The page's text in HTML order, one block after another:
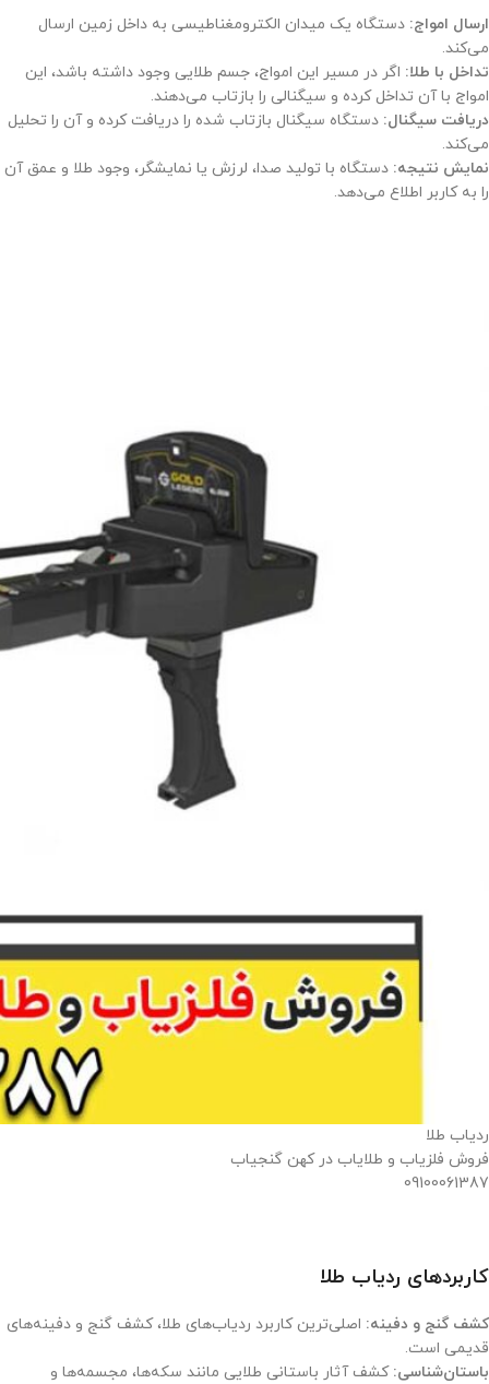
ارسال امواج: دستگاه یک میدان الکترومغناطیسی به داخل زمین ارسال
می‌کند.
تداخل با طلا: اگر در مسیر این امواج، جسم طلایی وجود داشته باشد، این
امواج با آن تداخل کرده و سیگنالی را بازتاب می‌دهند.
دریافت سیگنال: دستگاه سیگنال بازتاب شده را دریافت کرده و آن را تحلیل
می‌کند.
نمایش نتیجه: دستگاه با تولید صدا، لرزش یا نمایشگر، وجود طلا و عمق آن
را به کاربر اطلاع می‌دهد.
ردیاب طلا
فروش فلزیاب و طلایاب در کهن گنجیاب
09100061387
کاربردهای ردیاب طلا
کشف گنج و دفینه: اصلی‌ترین کاربرد ردیاب‌های طلا، کشف گنج و دفینه‌های
قدیمی است.
باستان‌شناسی: کشف آثار باستانی طلایی مانند سکه‌ها، مجسمه‌ها و